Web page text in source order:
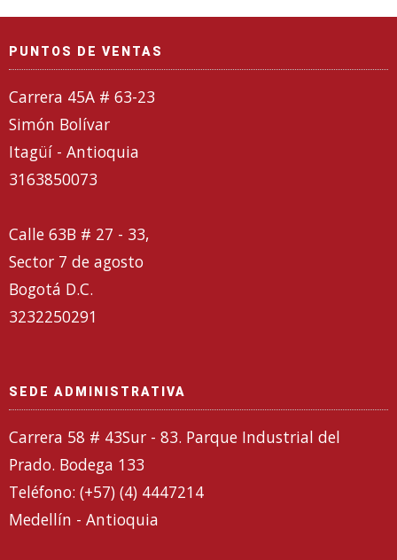
PUNTOS DE VENTAS
Carrera 45A # 63-23
Simón Bolívar
Itagüí - Antioquia
3163850073
Calle 63B # 27 - 33,
Sector 7 de agosto
Bogotá D.C.
3232250291
SEDE ADMINISTRATIVA
Carrera 58 # 43Sur - 83. Parque Industrial del
Prado. Bodega 133
Teléfono: (+57) (4) 4447214
Medellín - Antioquia